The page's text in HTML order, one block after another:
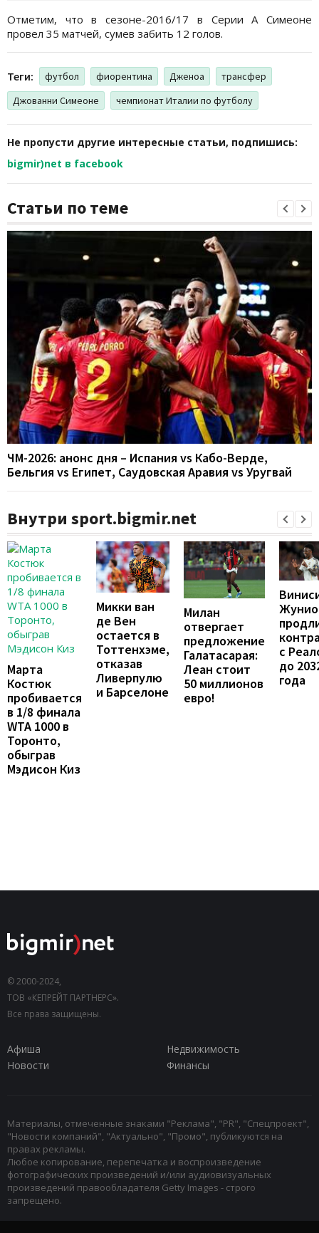
Отметим, что в сезоне-2016/17 в Серии А Симеоне
провел 35 матчей, сумев забить 12 голов.
Теги: футбол фиорентина Дженоа
трансфер
Джованни Симеоне
чемпионат Италии по футболу
Не пропусти другие интересные статьи, подпишись:
bigmir)net в facebook
Статьи по теме
ЧМ-2026: анонс дня – Испания vs Кабо-Верде,
Бельгия vs Египет, Саудовская Аравия vs Уругвай
Внутри sport.bigmir.net
Марта
Костюк
пробивается
в 1/8 финала
WTA 1000 в
Торонто,
обыграв
Мэдисон Киз
Микки ван
де Вен
остается в
Тоттенхэме,
отказав
Ливерпулю
и Барселоне
Милан
отвергает
предложение
Галатасарая:
Леан стоит
50 миллионов
евро!
с
до
года
© 2000-2024,
ТОВ «КЕПРЕЙТ ПАРТНЕРС».
Все права защищены.
Афиша
Недвижимость
Новости
Финансы
Материалы, отмеченные знаками "Реклама", "PR", "Спецпроект",
"Новости компаний", "Актуально", "Промо", публикуются на
правах рекламы.
Любое копирование, перепечатка и воспроизведение
фотографических произведений и/или аудиовизуальных
произведений правообладателя Getty Images - строго
запрещено.